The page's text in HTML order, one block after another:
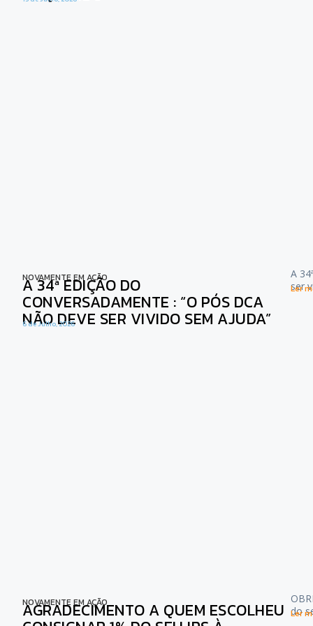
NOVAMENTE EM AÇÃO
A 34ª EDIÇÃO DO
CONVERSADAMENTE : “O PÓS DCA
NÃO DEVE SER VIVIDO SEM AJUDA”
6 de Julho, 2026
A
ser
Ler
NOVAMENTE EM AÇÃO
AGRADECIMENTO A QUEM ESCOLHEU do
Ler